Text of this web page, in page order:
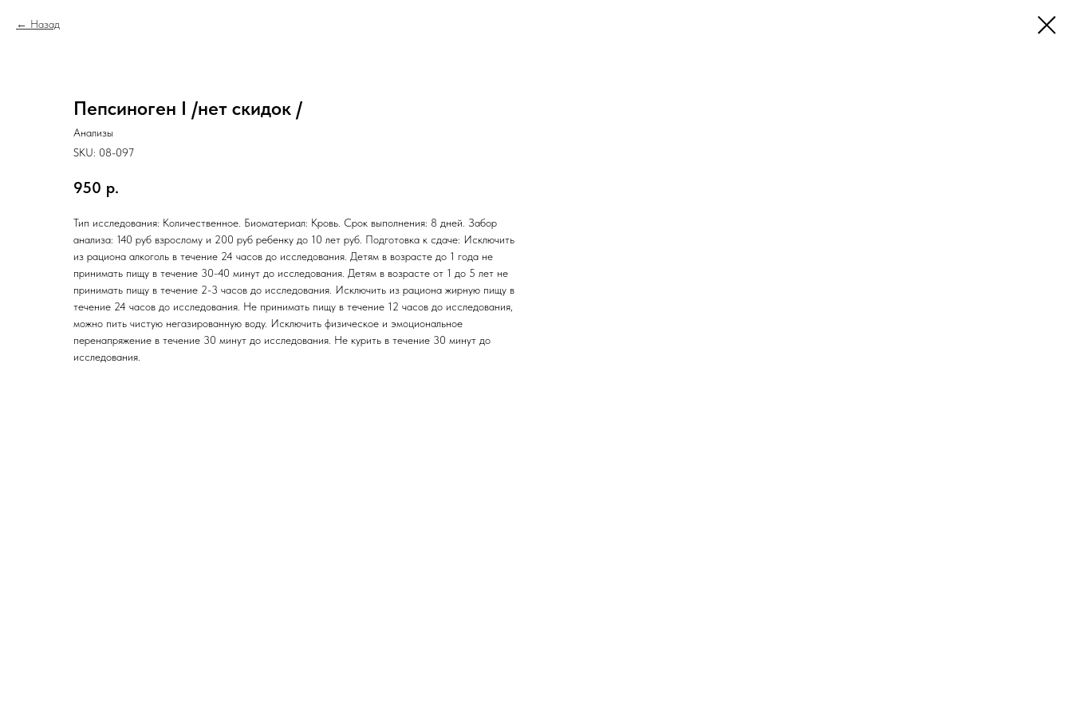
Назад
Пепсиноген I /нет скидок /
Анализы
SKU: 08-097
950 р.
Тип исследования: Количественное. Биоматериал: Кровь. Срок выполнения: 8 дней. Забор
анализа: 140 руб взрослому и 200 руб ребенку до 10 лет руб. Подготовка к сдаче: Исключить
из рациона алкоголь в течение 24 часов до исследования. Детям в возрасте до 1 года не
принимать пищу в течение 30-40 минут до исследования. Детям в возрасте от 1 до 5 лет не
принимать пищу в течение 2-3 часов до исследования. Исключить из рациона жирную пищу в
течение 24 часов до исследования. Не принимать пищу в течение 12 часов до исследования,
можно пить чистую негазированную воду. Исключить физическое и эмоциональное
перенапряжение в течение 30 минут до исследования. Не курить в течение 30 минут до
исследования.